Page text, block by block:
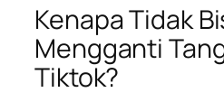
Kenapa Tidak
Mengganti
Tiktok?